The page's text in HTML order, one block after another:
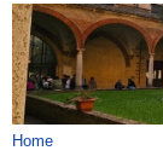
BIBLIOTECHE
SERVIZI
SEM
Tu sei qui
Home